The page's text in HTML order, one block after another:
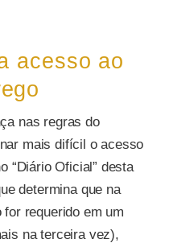
acesso ao
nas regras do
mais difícil o acesso
“Diário Oficial” desta
determina que na
requerido em um
na terceira vez),